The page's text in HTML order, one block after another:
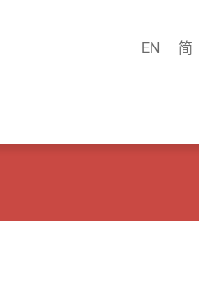
EN 简